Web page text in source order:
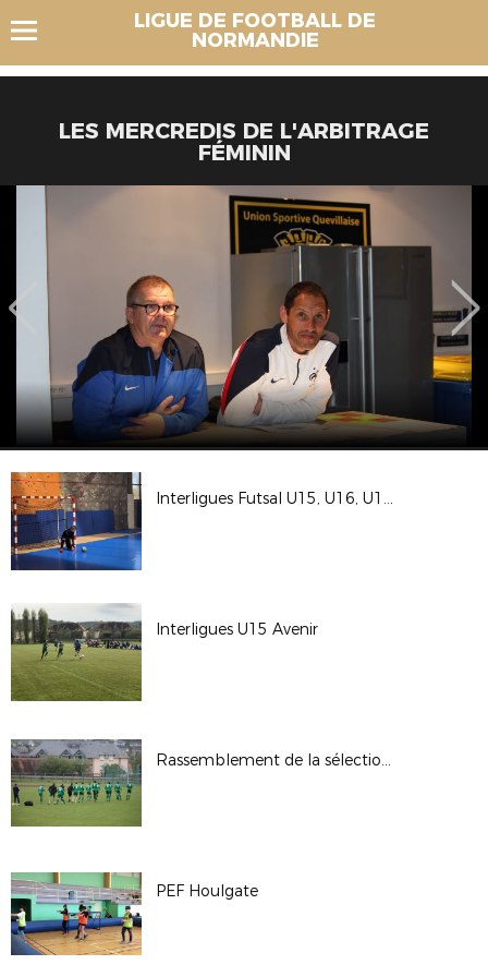
LIGUE DE FOOTBALL DE
NORMANDIE
LES MERCREDIS DE L'ARBITRAGE
FÉMININ
Interligues Futsal U15, U16, U17, U18
Interligues U15 Avenir
Rassemblement de la sélection seniors
PEF Houlgate